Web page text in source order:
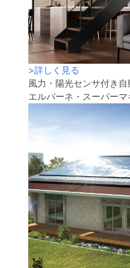
>詳しく見る
風力・陽光センサ付き
エルバーネ・スーパーマ